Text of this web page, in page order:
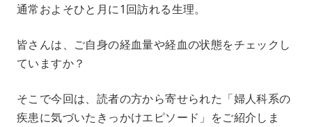
e
通常およそひと月に1回訪れる生理。
皆さんは、ご自身の経血量や経血の状態をチェックし
ていますか？
そこで今回は、読者の方から寄せられた「婦人科系の
疾患に気づいたきっかけエピソード」をご紹介しま